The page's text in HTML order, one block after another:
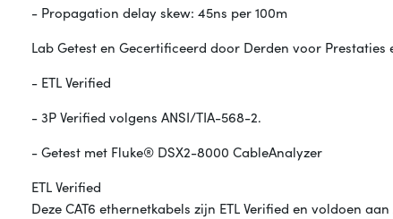
- Propagation delay skew: 45ns per 100m
Lab Getest en Gecertificeerd door Derden voor Prestaties
- ETL Verified
- 3P Verified volgens ANSI/TIA-568-2.
- Getest met Fluke® DSX2-8000 CableAnalyzer
ETL Verified
Deze CAT6 ethernetkabels zijn ETL Verified en voldoen